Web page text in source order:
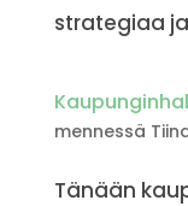
strategiaa
mennessä
Tänään